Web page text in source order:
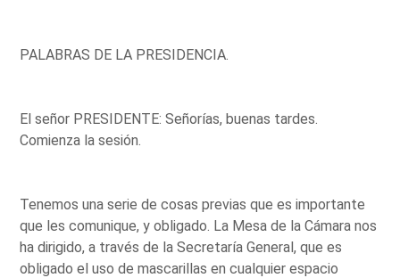
PALABRAS DE LA PRESIDENCIA.
El señor PRESIDENTE: Señorías, buenas tardes.
Comienza la sesión.
Tenemos una serie de cosas previas que es importante
que les comunique, y obligado. La Mesa de la Cámara nos
ha dirigido, a través de la Secretaría General, que es
obligado el uso de mascarillas en cualquier espacio